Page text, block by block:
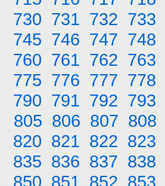
730 731 732 733
745 746 747 748
760 761 762 763
775 776 777 778
790 791 792 793
805 806 807 808
820 821 822 823
835 836 837 838
850 851 852 853